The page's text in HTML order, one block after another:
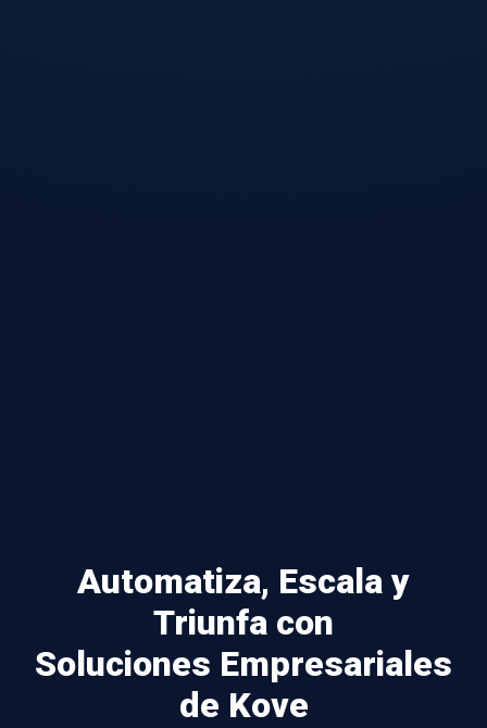
Automatiza, Escala y
Triunfa con
Soluciones Empresariales
de Kove